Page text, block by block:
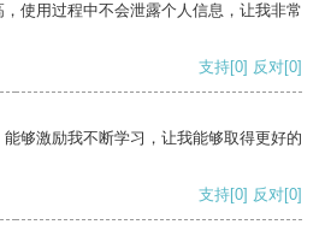
使用过程中不会泄露个人信息，让我非常
支持[0] 反对[0]
够激励我不断学习，让我能够取得更好的
支持[0] 反对[0]